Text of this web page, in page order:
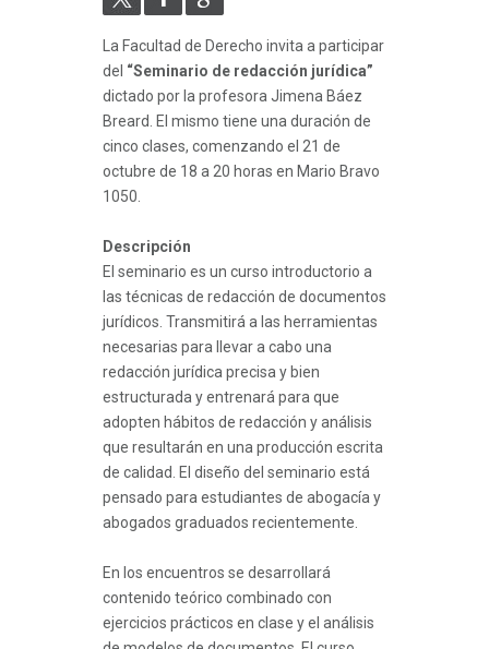
La Facultad de Derecho invita a participar
del “Seminario de redacción jurídica”
dictado por la profesora Jimena Báez
Breard. El mismo tiene una duración de
cinco clases, comenzando el 21 de
octubre de 18 a 20 horas en Mario Bravo
1050.
Descripción
El seminario es un curso introductorio a
las técnicas de redacción de documentos
jurídicos. Transmitirá a las herramientas
necesarias para llevar a cabo una
redacción jurídica precisa y bien
estructurada y entrenará para que
adopten hábitos de redacción y análisis
que resultarán en una producción escrita
de calidad. El diseño del seminario está
pensado para estudiantes de abogacía y
abogados graduados recientemente.
En los encuentros se desarrollará
contenido teórico combinado con
ejercicios prácticos en clase y el análisis